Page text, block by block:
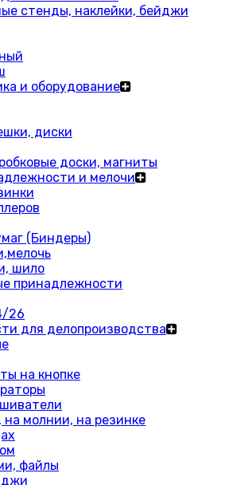
стенды, наклейки, бейджи
и оборудование
диски
доски, магниты
и мелочи
(Биндеры)
шило
принадлежности
26
для делопроизводства
на кнопке
на молнии, на резинке
файлы